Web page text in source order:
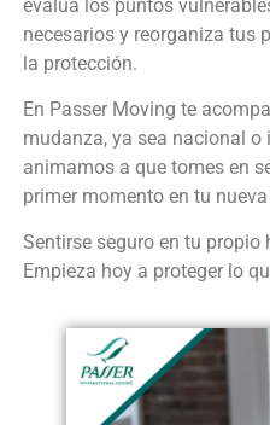
evalúa los puntos
necesarios y reorganiza tus
la protección.
En Passer Moving te
mudanza, ya sea nacional o
animamos a que tomes en
primer momento en tu
Sentirse seguro en tu propio
Empieza hoy a proteger lo